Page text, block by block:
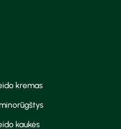
kremas
kaukės